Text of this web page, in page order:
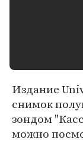
Издание
снимок
зондом
можно